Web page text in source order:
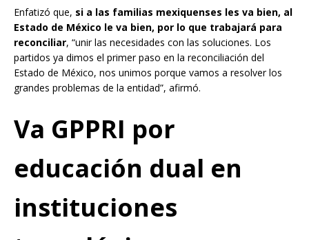
Enfatizó que, si a las familias mexiquenses les va bien, al
Estado de México le va bien, por lo que trabajará para
reconciliar, “unir las necesidades con las soluciones. Los
partidos ya dimos el primer paso en la reconciliación del
Estado de México, nos unimos porque vamos a resolver los
grandes problemas de la entidad”, afirmó.
Va GPPRI por
educación dual en
instituciones